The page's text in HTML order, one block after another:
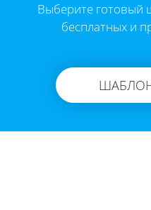
Выберите готовый
бесплатных и